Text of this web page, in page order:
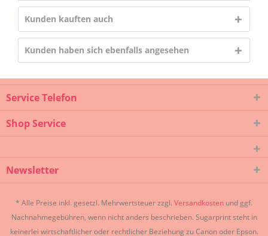
Kunden kauften auch
Kunden haben sich ebenfalls angesehen
Service Telefon
Shop Service
Newsletter
* Alle Preise inkl. gesetzl. Mehrwertsteuer zzgl. Versandkosten und ggf.
Nachnahmegebühren, wenn nicht anders beschrieben. Sugarprint steht in
keinerlei wirtschaftlicher oder rechtlicher Beziehung zu Canon oder Epson.